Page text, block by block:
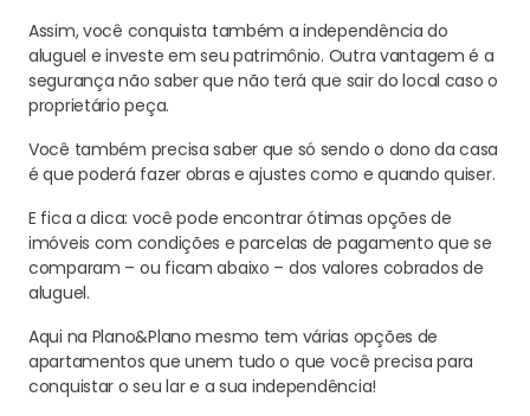
Assim, você conquista também a independência do
aluguel e investe em seu patrimônio. Outra vantagem é a
segurança não saber que não terá que sair do local caso o
proprietário peça.
Você também precisa saber que só sendo o dono da casa
é que poderá fazer obras e ajustes como e quando quiser.
E fica a dica: você pode encontrar ótimas opções de
imóveis com condições e parcelas de pagamento que se
comparam – ou ficam abaixo – dos valores cobrados de
aluguel.
Aqui na Plano&Plano mesmo tem várias opções de
apartamentos que unem tudo o que você precisa para
conquistar o seu lar e a sua independência!